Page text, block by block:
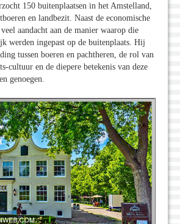
150 buitenplaatsen in het Amstelland,
en landbezit. Naast de economische
aandacht aan de manier waarop die
werden ingepast op de buitenplaats. Hij
tussen boeren en pachtheren, de rol van
cultuur en de diepere betekenis van deze
genoegen.